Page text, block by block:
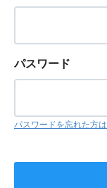
パスワード
パスワードを忘れた方